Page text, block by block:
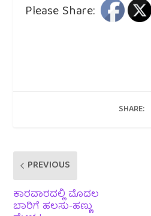
Please Share:
SHARE:
PREVIOUS
ಕಾರವಾರದಲ್ಲಿ ಮೊದಲ
ಬಾರಿಗೆ ಹಲಸು-ಹಣ್ಣು